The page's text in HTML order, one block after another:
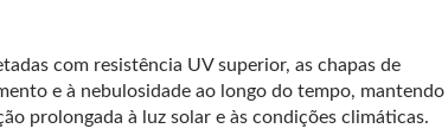
com resistência UV superior, as chapas de
e à nebulosidade ao longo do tempo, mantendo
prolongada à luz solar e às condições climáticas.